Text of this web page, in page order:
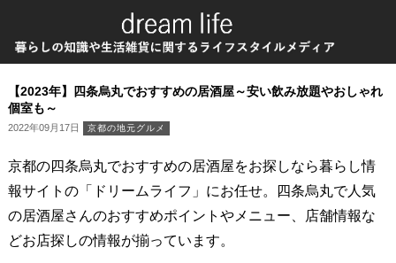
【2023年】四条烏丸でおすすめの居酒屋～安い飲み放題やおしゃれ
個室も～
2022年09月17日 京都の地元グルメ
京都の四条烏丸でおすすめの居酒屋をお探しなら暮らし情
報サイトの「ドリームライフ」にお任せ。四条烏丸で人気
の居酒屋さんのおすすめポイントやメニュー、店舗情報な
どお店探しの情報が揃っています。